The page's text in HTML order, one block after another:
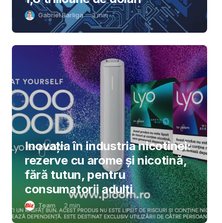
Gabriel Barliga 3min
Inovația în industria nicotinei:
rezerve cu arome și nicotină,
fără tutun, pentru
consumatorii adulți
Team 2 min